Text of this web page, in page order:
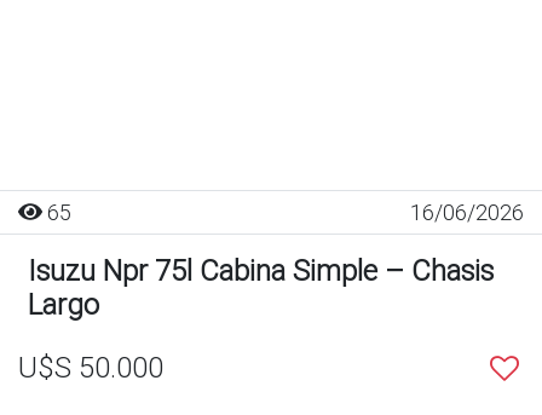
65 16/06/2026
Isuzu Npr 75l Cabina Simple – Chasis
Largo
U$S 50.000